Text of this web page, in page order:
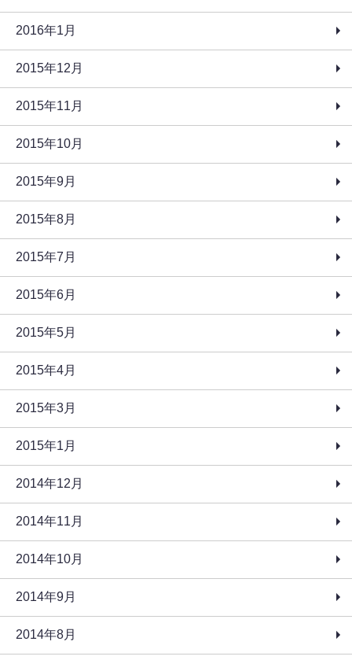
2016年1月
2015年12月
2015年11月
2015年10月
2015年9月
2015年8月
2015年7月
2015年6月
2015年5月
2015年4月
2015年3月
2015年1月
2014年12月
2014年11月
2014年10月
2014年9月
2014年8月